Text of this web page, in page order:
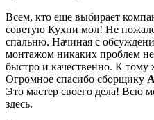
Всем, кто еще выбирает
советую Кухни мол! Не
спальню. Начиная с
монтажом никаких проблем
быстро и качественно. К
Огромное спасибо сборщику
Это мастер своего дела! Всю
здесь.